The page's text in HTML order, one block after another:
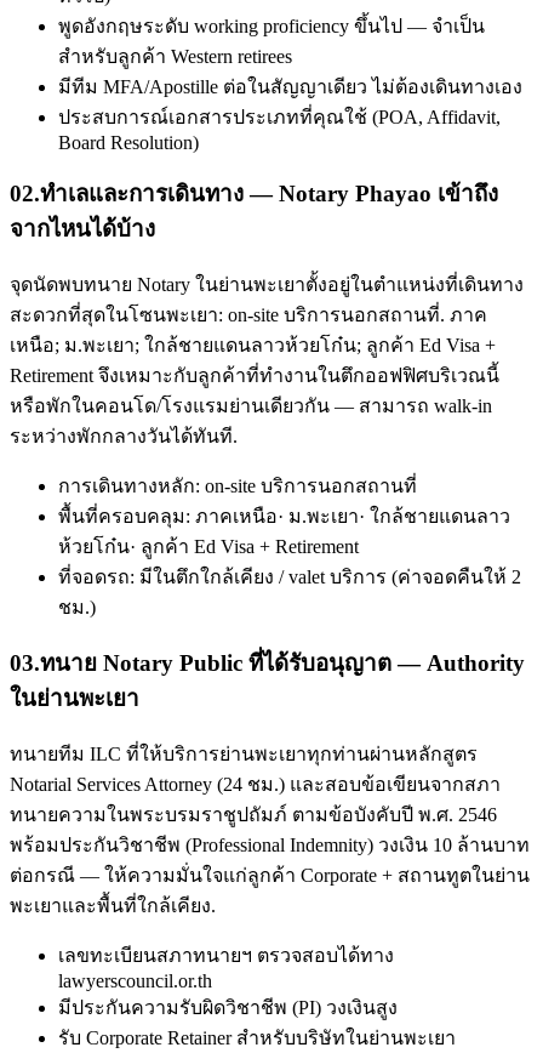
พูดอังกฤษระดับ working proficiency ขึ้นไป — จำเป็น
สำหรับลูกค้า Western retirees
มีทีม MFA/Apostille ต่อในสัญญาเดียว ไม่ต้องเดินทางเอง
ประสบการณ์เอกสารประเภทที่คุณใช้ (POA, Affidavit,
Board Resolution)
02.ทำเลและการเดินทาง — Notary Phayao เข้าถึง
จากไหนได้บ้าง
จุดนัดพบทนาย Notary ในย่านพะเยาตั้งอยู่ในตำแหน่งที่เดินทาง
สะดวกที่สุดในโซนพะเยา: on-site บริการนอกสถานที่. ภาค
เหนือ; ม.พะเยา; ใกล้ชายแดนลาวห้วยโก๋น; ลูกค้า Ed Visa +
Retirement จึงเหมาะกับลูกค้าที่ทำงานในตึกออฟฟิศบริเวณนี้
หรือพักในคอนโด/โรงแรมย่านเดียวกัน — สามารถ walk-in
ระหว่างพักกลางวันได้ทันที.
การเดินทางหลัก: on-site บริการนอกสถานที่
พื้นที่ครอบคลุม: ภาคเหนือ· ม.พะเยา· ใกล้ชายแดนลาว
ห้วยโก๋น· ลูกค้า Ed Visa + Retirement
ที่จอดรถ: มีในตึกใกล้เคียง / valet บริการ (ค่าจอดคืนให้ 2
ชม.)
03.ทนาย Notary Public ที่ได้รับอนุญาต — Authority
ในย่านพะเยา
ทนายทีม ILC ที่ให้บริการย่านพะเยาทุกท่านผ่านหลักสูตร
Notarial Services Attorney (24 ชม.) และสอบข้อเขียนจากสภา
ทนายความในพระบรมราชูปถัมภ์ ตามข้อบังคับปี พ.ศ. 2546
พร้อมประกันวิชาชีพ (Professional Indemnity) วงเงิน 10 ล้านบาท
ต่อกรณี — ให้ความมั่นใจแก่ลูกค้า Corporate + สถานทูตในย่าน
พะเยาและพื้นที่ใกล้เคียง.
เลขทะเบียนสภาทนายฯ ตรวจสอบได้ทาง
lawyerscouncil.or.th
มีประกันความรับผิดวิชาชีพ (PI) วงเงินสูง
รับ Corporate Retainer สำหรับบริษัทในย่านพะเยา